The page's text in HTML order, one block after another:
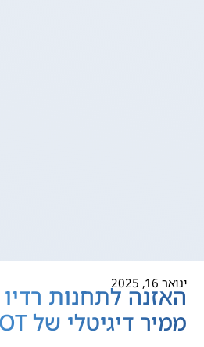
ינואר 16, 2025
האזנה לתחנות
ממיר דיגיטלי של HOT